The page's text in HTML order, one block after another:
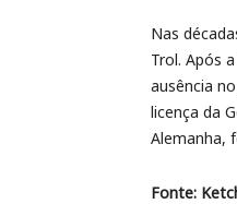
Nas
Trol. Após
ausência
licença da
Alemanha,
Fonte: